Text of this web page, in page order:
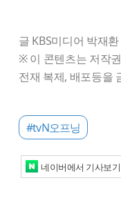
글 KBS미디어 박재
※ 이 콘텐츠는 저작
전재 복제, 배포등을
#tvN오프닝
네이버에서 기사보기